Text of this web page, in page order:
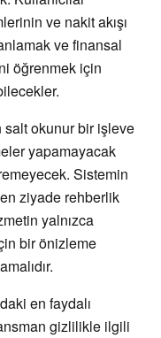
ve nakit akışı
ve finansal
öğrenmek için
okunur bir işleve
yapamayacak
Sistemin
ziyade rehberlik
yalnızca
bir önizleme
en faydalı
gizlilikle ilgili